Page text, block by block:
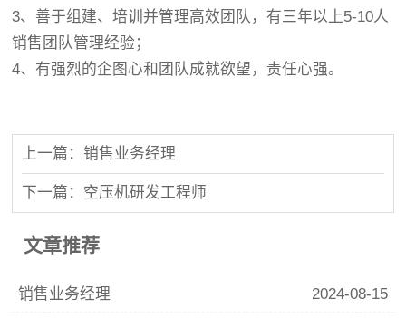
3、善于组建、培训并管理高效团队，有三年以上5-10人
销售团队管理经验；
4、有强烈的企图心和团队成就欲望，责任心强。
上一篇：销售业务经理
下一篇：空压机研发工程师
文章推荐
销售业务经理 2024-08-15